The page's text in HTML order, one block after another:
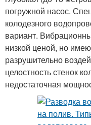
погружной насос.
колодезного
вариант.
низкой ценой, но
разрушительно
целостность стенок
недостаточная